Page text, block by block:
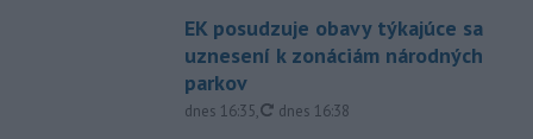
EK posudzuje obavy týkajúce sa
uznesení k zonáciám národných
parkov
dnes 16:35, aktualizované
dnes 16:38